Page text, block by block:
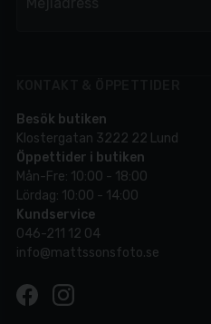
Besök butiken
Klostergatan 3222 22 Lund
Öppettider i butiken
Mån-Fre: 10:00 - 18:00
Lördag: 10:00 - 14:00
Kundservice
046-211 12 04
info@mattssonsfoto.se